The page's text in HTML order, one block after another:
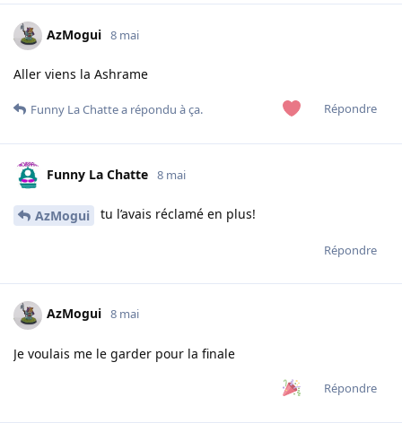
AzMogui 8 mai
Aller viens la Ashrame
Répondre
Funny La Chattea répondu à ça.
Funny La Chatte 8 mai
AzMogui tu l’avais réclamé en plus!
Répondre
AzMogui 8 mai
Je voulais me le garder pour la finale
Répondre